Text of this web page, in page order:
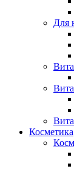
Для
Косметика